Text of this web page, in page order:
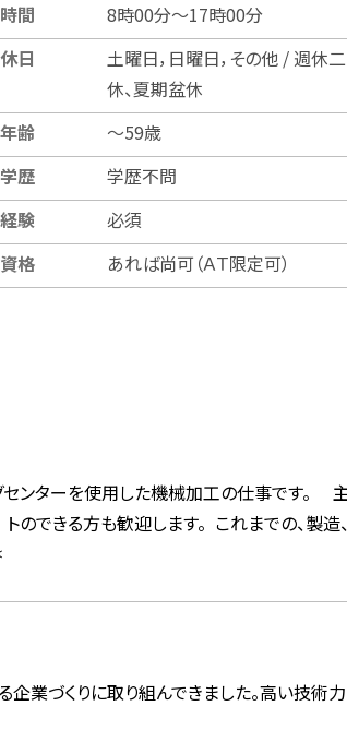
時間
8時00分〜17時00分
休日
土曜日，日曜日，その他 / 週休
休、夏期盆休
年齢
〜59歳
学歴
学歴不問
経験
必須
資格
あれば尚可（ＡＴ限定可）
ンターを使用した機械加工の仕事です。
きる方も歓迎します。 これまでの、製造
企業づくりに取り組んできました。高い技